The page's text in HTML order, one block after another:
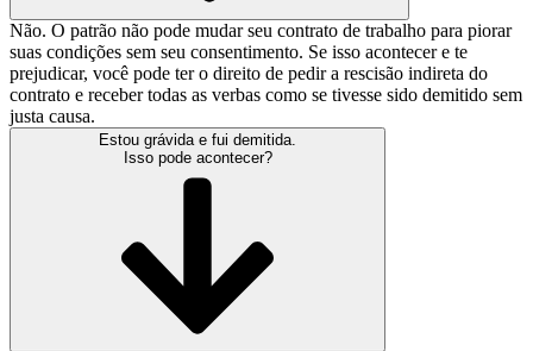
Não. O patrão não pode mudar seu contrato de trabalho para piorar
suas condições sem seu consentimento. Se isso acontecer e te
prejudicar, você pode ter o direito de pedir a rescisão indireta do
contrato e receber todas as verbas como se tivesse sido demitido sem
justa causa.
Estou grávida e fui demitida.
Isso pode acontecer?